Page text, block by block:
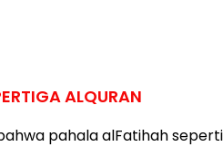
ALQURAN
pahala alFatihah